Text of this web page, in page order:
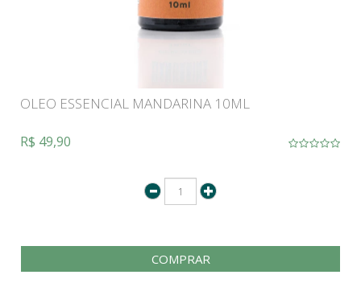
OLEO ESSENCIAL MANDARINA 10ML
R$ 49,90
COMPRAR